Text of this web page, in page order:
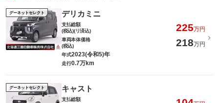
グーネットセレクト デリカミニ
支払総額
(税込)(リ済込)
225万円
車両本体価格
(税込)
218万円
年式2023(令和5)年
走行0.7万km
グーネットセレクト キャスト
支払総額